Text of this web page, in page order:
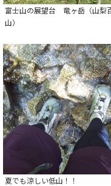
富士山の展望台 竜ヶ岳（山梨
山）
夏でも涼しい低山！！